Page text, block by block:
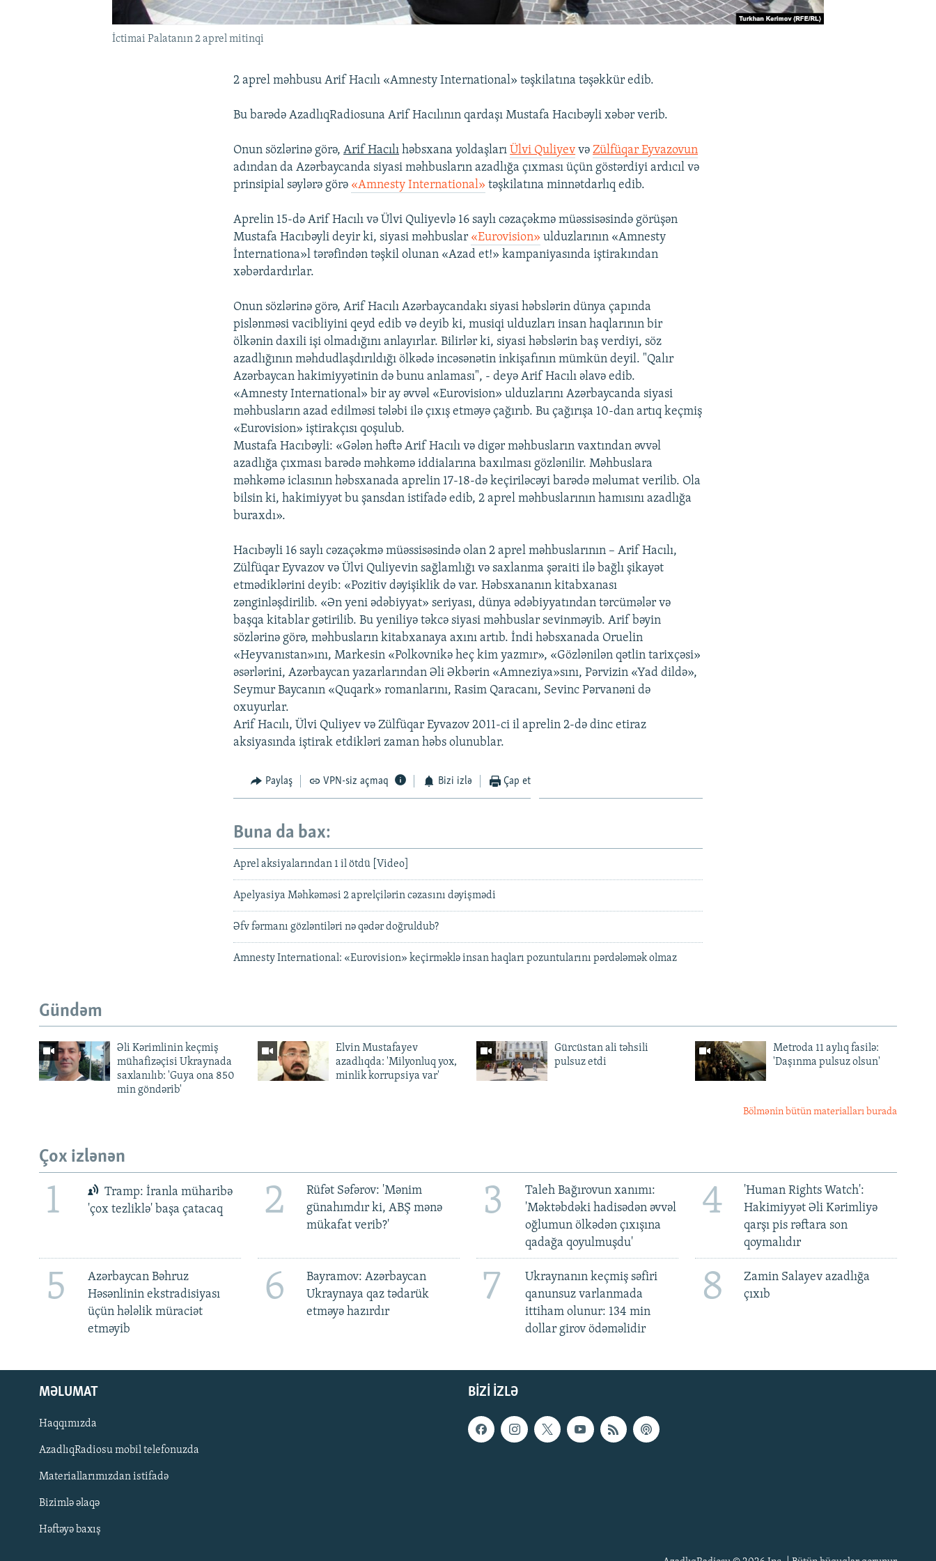
İctimai Palatanın 2 aprel mitinqi
2 aprel məhbusu Arif Hacılı «Amnesty International» təşkilatına təşəkkür edib.
Bu barədə AzadlıqRadiosuna Arif Hacılının qardaşı Mustafa Hacıbəyli xəbər verib.
Onun sözlərinə görə,Arif Hacılı həbsxana yoldaşlarıÜlvi Quliyev vəZülfüqar Eyvazovun
adından da Azərbaycanda siyasi məhbusların azadlığa çıxması üçün göstərdiyi ardıcıl və
prinsipial səylərə görə «Amnesty International» təşkilatına minnətdarlıq edib.
Aprelin 15-də Arif Hacılı və Ülvi Quliyevlə 16 saylı cəzaçəkmə müəssisəsində görüşən
Mustafa Hacıbəyli deyir ki, siyasi məhbuslar «Eurovision» ulduzlarının «Amnesty
İnternationa»l tərəfindən təşkil olunan «Azad et!» kampaniyasında iştirakından
xəbərdardırlar.
Onun sözlərinə görə, Arif Hacılı Azərbaycandakı siyasi həbslərin dünya çapında
pislənməsi vacibliyini qeyd edib və deyib ki, musiqi ulduzları insan haqlarının bir
ölkənin daxili işi olmadığını anlayırlar. Bilirlər ki, siyasi həbslərin baş verdiyi, söz
azadlığının məhdudlaşdırıldığı ölkədə incəsənətin inkişafının mümkün deyil. "Qalır
Azərbaycan hakimiyyətinin də bunu anlaması", - deyə Arif Hacılı əlavə edib.
«Amnesty International» bir ay əvvəl «Eurovision» ulduzlarını Azərbaycanda siyasi
məhbusların azad edilməsi tələbi ilə çıxış etməyə çağırıb. Bu çağırışa 10-dan artıq keçmiş
«Eurovision» iştirakçısı qoşulub.
Mustafa Hacıbəyli: «Gələn həftə Arif Hacılı və digər məhbusların vaxtından əvvəl
azadlığa çıxması barədə məhkəmə iddialarına baxılması gözlənilir. Məhbuslara
məhkəmə iclasının həbsxanada aprelin 17-18-də keçiriləcəyi barədə məlumat verilib. Ola
bilsin ki, hakimiyyət bu şansdan istifadə edib, 2 aprel məhbuslarının hamısını azadlığa
buraxdı».
Hacıbəyli 16 saylı cəzaçəkmə müəssisəsində olan 2 aprel məhbuslarının – Arif Hacılı,
Zülfüqar Eyvazov və Ülvi Quliyevin sağlamlığı və saxlanma şəraiti ilə bağlı şikayət
etmədiklərini deyib: «Pozitiv dəyişiklik də var. Həbsxananın kitabxanası
zənginləşdirilib. «Ən yeni ədəbiyyat» seriyası, dünya ədəbiyyatından tərcümələr və
başqa kitablar gətirilib. Bu yeniliyə təkcə siyasi məhbuslar sevinməyib. Arif bəyin
sözlərinə görə, məhbusların kitabxanaya axını artıb. İndi həbsxanada Oruelin
«Heyvanıstan»ını, Markesin «Polkovnikə heç kim yazmır», «Gözlənilən qətlin tarixçəsi»
əsərlərini, Azərbaycan yazarlarından Əli Əkbərin «Amneziya»sını, Pərvizin «Yad dildə»,
Seymur Baycanın «Quqark» romanlarını, Rasim Qaracanı, Sevinc Pərvanəni də
oxuyurlar.
Arif Hacılı, Ülvi Quliyev və Zülfüqar Eyvazov 2011-ci il aprelin 2-də dinc etiraz
aksiyasında iştirak etdikləri zaman həbs olunublar.
Paylaş VPN-siz açmaq Bizi izlə Çap et
Buna da bax:
Aprel aksiyalarından 1 il ötdü [Video]
Apelyasiya Məhkəməsi 2 aprelçilərin cəzasını dəyişmədi
Əfv fərmanı gözləntiləri nə qədər doğruldub?
Amnesty International: «Eurovision» keçirməklə insan haqları pozuntularını pərdələmək olmaz
Gündəm
Əli Kərimlinin keçmiş
mühafizəçisi Ukraynada
saxlanılıb: 'Guya ona 850
min göndərib'
Elvin Mustafayev
azadlıqda: 'Milyonluq yox,
minlik korrupsiya var'
Gürcüstan ali təhsili
pulsuz etdi
Metroda 11 aylıq fasilə:
'Daşınma pulsuz olsun'
Bölmənin bütün materialları burada
Çox izlənən
1
Tramp: İranla müharibə
'çox tezliklə' başa çatacaq
2
Rüfət Səfərov: 'Mənim
günahımdır ki, ABŞ mənə
mükafat verib?'
3
Taleh Bağırovun xanımı:
'Məktəbdəki hadisədən əvvəl
oğlumun ölkədən çıxışına
qadağa qoyulmuşdu'
4
'Human Rights Watch':
Hakimiyyət Əli Kərimliyə
qarşı pis rəftara son
qoymalıdır
5
Azərbaycan Bəhruz
Həsənlinin ekstradisiyası
üçün hələlik müraciət
etməyib
6
Bayramov: Azərbaycan
Ukraynaya qaz tədarük
etməyə hazırdır
7
Ukraynanın keçmiş səfiri
qanunsuz varlanmada
ittiham olunur: 134 min
dollar girov ödəməlidir
8
Zamin Salayev azadlığa
çıxıb
BIZI IZLƏ
MƏLUMAT
Haqqımızda
AzadlıqRadiosu mobil telefonuzda
Materiallarımızdan istifadə
Bizimlə əlaqə
Həftəyə baxış